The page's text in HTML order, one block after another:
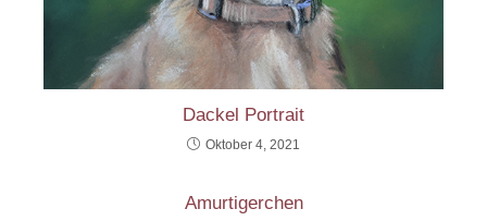
Dackel Portrait
Oktober 4, 2021
Amurtigerchen